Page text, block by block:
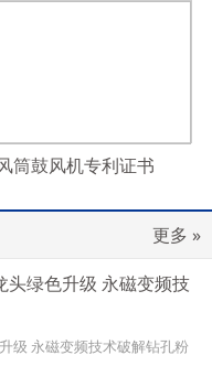
筒鼓风机专利证书
更多 »
头绿色升级 永磁变频技
级 永磁变频技术破解钻孔粉